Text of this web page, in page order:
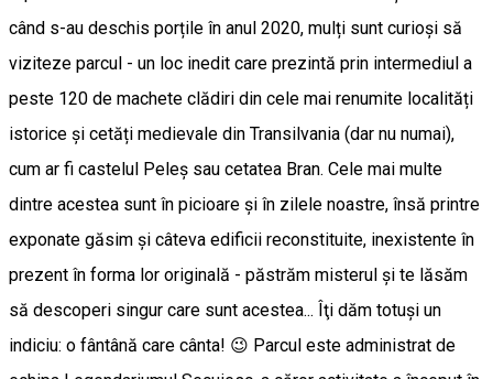
când s-au deschis porțile în anul 2020, mulți sunt curioși să
viziteze parcul - un loc inedit care prezintă prin intermediul a
peste 120 de machete clădiri din cele mai renumite localități
istorice și cetăți medievale din Transilvania (dar nu numai),
cum ar fi castelul Peleș sau cetatea Bran. Cele mai multe
dintre acestea sunt în picioare și în zilele noastre, însă printre
exponate găsim și câteva edificii reconstituite, inexistente în
prezent în forma lor originală - păstrăm misterul şi te lăsăm
să descoperi singur care sunt acestea... Îţi dăm totuşi un
indiciu: o fântână care cânta! 😉 Parcul este administrat de